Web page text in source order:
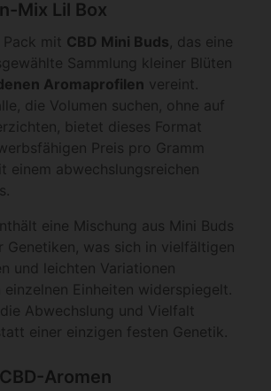
Mix Lil Box
mit CBD Mini Buds, das eine
Sammlung kleiner Blüten
Aromaprofilen vereint.
die Volumen suchen, ohne auf
bietet dieses Format
Preis pro Gramm
einem abwechslungsreichen
eine Mischung aus Mini Buds
Genetiken, was sich in vielfältigen
und leichten Variationen
einzelnen Einheiten widerspiegelt.
Abwechslung und Vielfalt
einer einzigen festen Genetik.
Aromen